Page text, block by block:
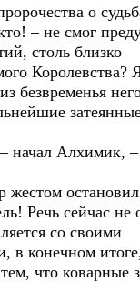
о
– не смог
столь близко
Королевства?
безвременья
Алхимик, –
остановил
сейчас не
со своими
в конечном
что коварные